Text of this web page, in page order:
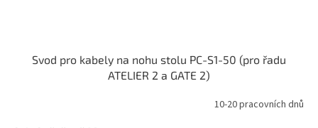
Svod pro kabely na nohu stolu PC-S1-50 (pro řadu
ATELIER 2 a GATE 2)
10-20 pracovních dnů